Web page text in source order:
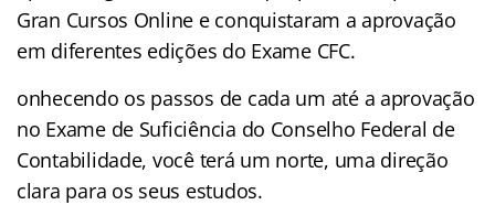
Gran Cursos Online e conquistaram a aprovação
em diferentes edições do Exame CFC.
onhecendo os passos de cada um até a aprovação
no Exame de Suficiência do Conselho Federal de
Contabilidade, você terá um norte, uma direção
clara para os seus estudos.